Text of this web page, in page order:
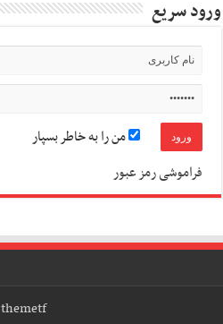
ورود سریع
من را به خاطر بسپار
فراموشی رمز عبور
themetf